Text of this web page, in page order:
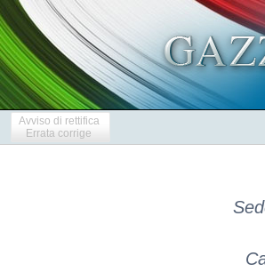
Avviso di rettifica
Errata corrige